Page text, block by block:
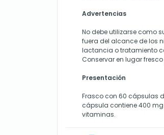
Advertencias
No debe utilizarse como
fuera del alcance de los
lactancia o tratamiento
Conservar en lugar
Presentación
Frasco con 60 cápsulas
cápsula contiene 400
vitaminas.